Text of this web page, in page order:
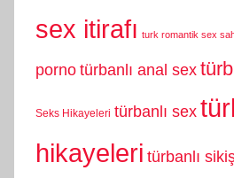
sex itirafı turk romantik sex
porno türbanlı anal sex
Seks Hikayeleri türbanlı sex
hikayeleri türbanlı